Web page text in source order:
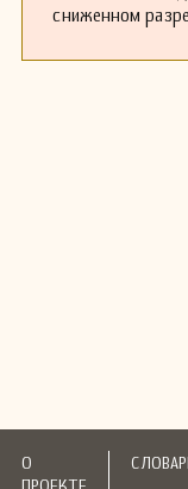
сниженном
О